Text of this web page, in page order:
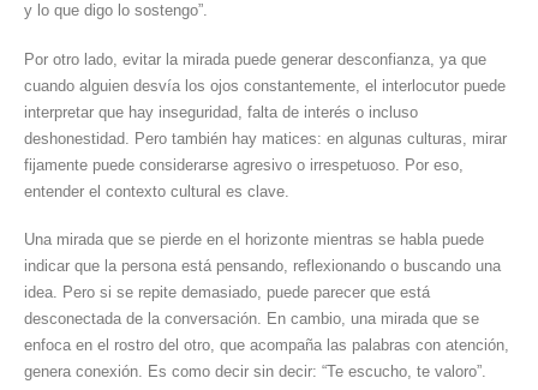
y lo que digo lo sostengo”.
Por otro lado, evitar la mirada puede generar desconfianza, ya que
cuando alguien desvía los ojos constantemente, el interlocutor puede
interpretar que hay inseguridad, falta de interés o incluso
deshonestidad. Pero también hay matices: en algunas culturas, mirar
fijamente puede considerarse agresivo o irrespetuoso. Por eso,
entender el contexto cultural es clave.
Una mirada que se pierde en el horizonte mientras se habla puede
indicar que la persona está pensando, reflexionando o buscando una
idea. Pero si se repite demasiado, puede parecer que está
desconectada de la conversación. En cambio, una mirada que se
enfoca en el rostro del otro, que acompaña las palabras con atención,
genera conexión. Es como decir sin decir: “Te escucho, te valoro”.